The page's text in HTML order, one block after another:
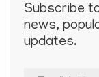
Subscribe
news,
updates.